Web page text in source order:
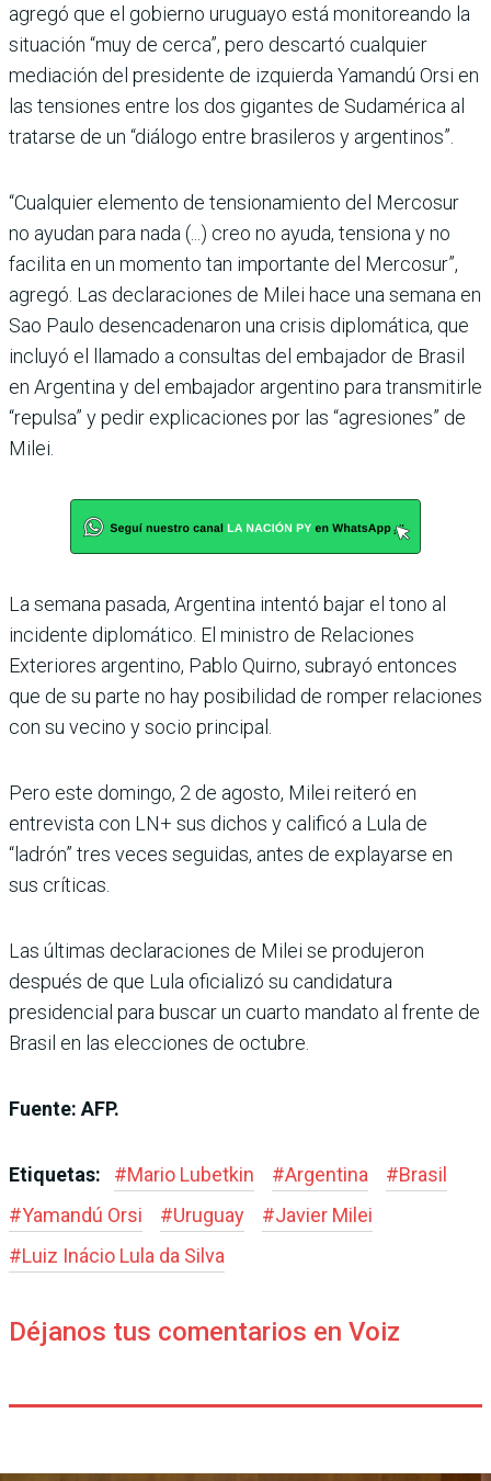
agregó que el gobierno uruguayo está monitoreando la
situación “muy de cerca”, pero descartó cualquier
mediación del presidente de izquierda Yamandú Orsi en
las tensiones entre los dos gigantes de Sudamérica al
tratarse de un “diálogo entre brasileros y argentinos”.
“Cualquier elemento de tensionamiento del Mercosur
no ayudan para nada (...) creo no ayuda, tensiona y no
facilita en un momento tan importante del Mercosur”,
agregó. Las declaraciones de Milei hace una semana en
Sao Paulo desencadenaron una crisis diplomática, que
incluyó el llamado a consultas del embajador de Brasil
en Argentina y del embajador argentino para transmitirle
“repulsa” y pedir explicaciones por las “agresiones” de
Milei.
La semana pasada, Argentina intentó bajar el tono al
incidente diplomático. El ministro de Relaciones
Exteriores argentino, Pablo Quirno, subrayó entonces
que de su parte no hay posibilidad de romper relaciones
con su vecino y socio principal.
Pero este domingo, 2 de agosto, Milei reiteró en
entrevista con LN+ sus dichos y calificó a Lula de
“ladrón” tres veces seguidas, antes de explayarse en
sus críticas.
Las últimas declaraciones de Milei se produjeron
después de que Lula oficializó su candidatura
presidencial para buscar un cuarto mandato al frente de
Brasil en las elecciones de octubre.
Fuente: AFP.
Etiquetas: #Mario Lubetkin #Argentina #Brasil
#Yamandú Orsi #Uruguay #Javier Milei
#Luiz Inácio Lula da Silva
Déjanos tus comentarios en Voiz